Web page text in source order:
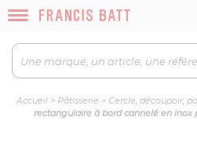
Accueil> Pâtisserie > Cercle, découpoir,
rectangulaire à bord cannelé en inox